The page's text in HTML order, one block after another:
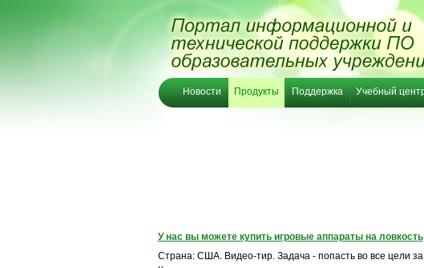
Новости Продукты Поддержка Учебный
У нас вы можете купить игровые аппараты на ловкость
Страна: США. Видео-тир. Задача - попасть во все цели